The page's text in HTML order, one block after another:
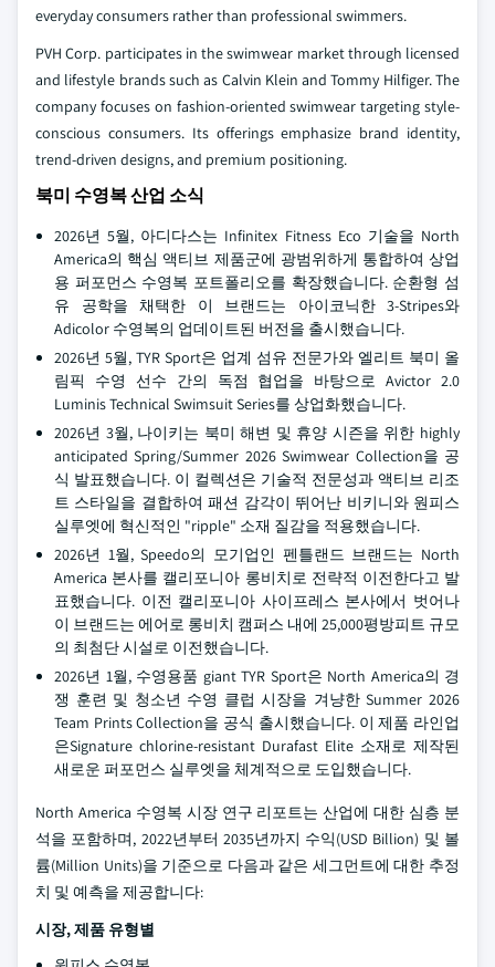
everyday consumers rather than professional swimmers.
PVH Corp. participates in the swimwear market through licensed
and lifestyle brands such as Calvin Klein and Tommy Hilfiger. The
company focuses on fashion-oriented swimwear targeting style-
conscious consumers. Its offerings emphasize brand identity,
trend-driven designs, and premium positioning.
북미 수영복 산업 소식
2026년 5월, 아디다스는 Infinitex Fitness Eco 기술을 North
America의 핵심 액티브 제품군에 광범위하게 통합하여 상업
용 퍼포먼스 수영복 포트폴리오를 확장했습니다. 순환형 섬
유 공학을 채택한 이 브랜드는 아이코닉한 3-Stripes와
Adicolor 수영복의 업데이트된 버전을 출시했습니다.
2026년 5월, TYR Sport은 업계 섬유 전문가와 엘리트 북미 올
림픽 수영 선수 간의 독점 협업을 바탕으로 Avictor 2.0
Luminis Technical Swimsuit Series를 상업화했습니다.
2026년 3월, 나이키는 북미 해변 및 휴양 시즌을 위한 highly
anticipated Spring/Summer 2026 Swimwear Collection을 공
식 발표했습니다. 이 컬렉션은 기술적 전문성과 액티브 리조
트 스타일을 결합하여 패션 감각이 뛰어난 비키니와 원피스
실루엣에 혁신적인 "ripple" 소재 질감을 적용했습니다.
2026년 1월, Speedo의 모기업인 펜틀랜드 브랜드는 North
America 본사를 캘리포니아 롱비치로 전략적 이전한다고 발
표했습니다. 이전 캘리포니아 사이프레스 본사에서 벗어나
이 브랜드는 에어로 롱비치 캠퍼스 내에 25,000평방피트 규모
의 최첨단 시설로 이전했습니다.
2026년 1월, 수영용품 giant TYR Sport은 North America의 경
쟁 훈련 및 청소년 수영 클럽 시장을 겨냥한 Summer 2026
Team Prints Collection을 공식 출시했습니다. 이 제품 라인업
은Signature chlorine-resistant Durafast Elite 소재로 제작된
새로운 퍼포먼스 실루엣을 체계적으로 도입했습니다.
North America 수영복 시장 연구 리포트는 산업에 대한 심층 분
석을 포함하며, 2022년부터 2035년까지 수익(USD Billion) 및 볼
륨(Million Units)을 기준으로 다음과 같은 세그먼트에 대한 추정
치 및 예측을 제공합니다:
시장, 제품 유형별